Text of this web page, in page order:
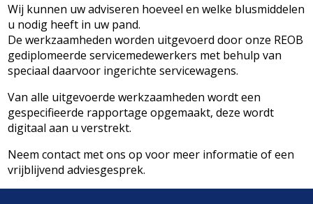
Wij kunnen uw adviseren hoeveel en welke blusmiddelen
u nodig heeft in uw pand.
De werkzaamheden worden uitgevoerd door onze REOB
gediplomeerde servicemedewerkers met behulp van
speciaal daarvoor ingerichte servicewagens.
Van alle uitgevoerde werkzaamheden wordt een
gespecifieerde rapportage opgemaakt, deze wordt
digitaal aan u verstrekt.
Neemcontact met ons op voor meer informatie of een
vrijblijvend adviesgesprek.